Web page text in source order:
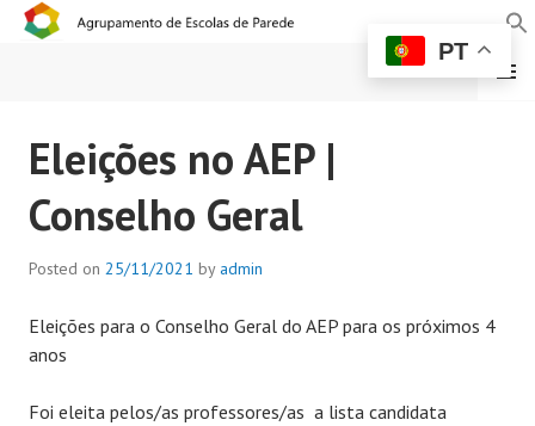
AGRUPAMENTO DE
ESCOLAS DE PAREDE
MENU
Eleições no AEP |
Conselho Geral
Posted on 25/11/2021 by admin
Eleições para o Conselho Geral do AEP para os próximos 4
anos
Foi eleita pelos/as professores/as a lista candidata
PT